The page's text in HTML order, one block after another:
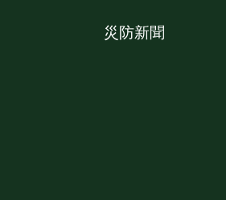
災防新聞